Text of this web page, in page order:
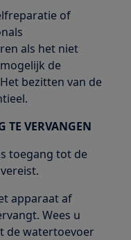
of
als het niet
de
bezitten van de
TE VERVANGEN
toegang tot de
apparaat af
Wees u
de watertoevoer